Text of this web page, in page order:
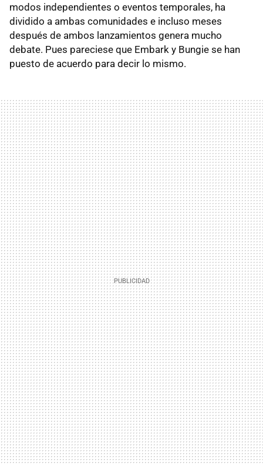
modos independientes o eventos temporales, ha
dividido a ambas comunidades e incluso meses
después de ambos lanzamientos genera mucho
debate. Pues pareciese que Embark y Bungie se han
puesto de acuerdo para decir lo mismo.